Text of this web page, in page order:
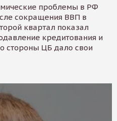
проблемы в РФ
сокращения ВВП в
квартал показал
кредитования и
стороны ЦБ дало свои